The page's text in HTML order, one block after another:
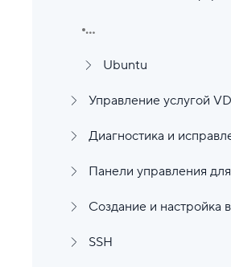
...
Ubuntu
Управление услугой
Диагностика и
Панели управления
SSH